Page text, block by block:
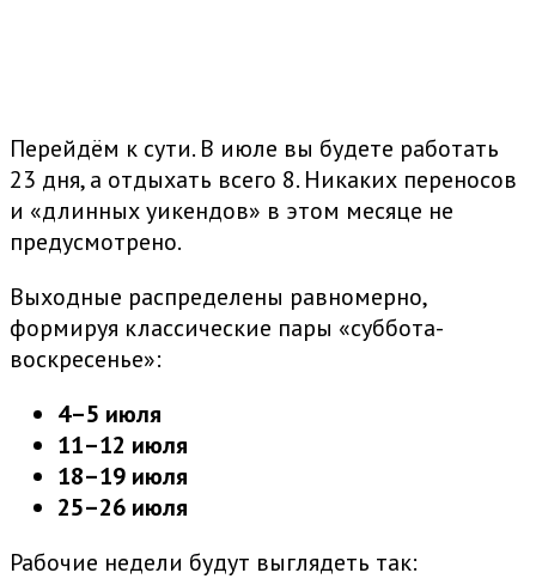
Перейдём к сути. В июле вы будете работать
23 дня, а отдыхать всего 8. Никаких переносов
и «длинных уикендов» в этом месяце не
предусмотрено.
Выходные распределены равномерно,
формируя классические пары «суббота-
воскресенье»:
4–5 июля
11–12 июля
18–19 июля
25–26 июля
Рабочие недели будут выглядеть так: